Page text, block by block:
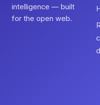
intelligence — built
for the open web.